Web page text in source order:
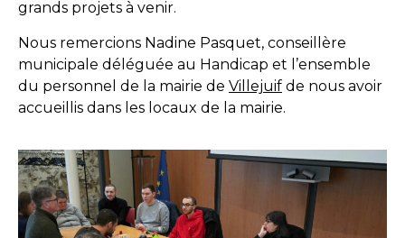
grands projets à venir.
Nous remercions Nadine Pasquet, conseillère
municipale déléguée au Handicap et l’ensemble
du personnel de la mairie de Villejuif de nous avoir
accueillis dans les locaux de la mairie.